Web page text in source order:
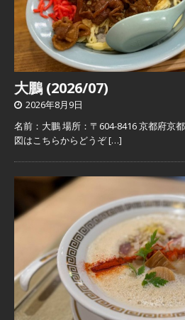
大鵬 (2026/07)
2026年8月9日
名前：大鵬 場所：〒604-8416 京都府京
図はこちらからどうぞ[…]